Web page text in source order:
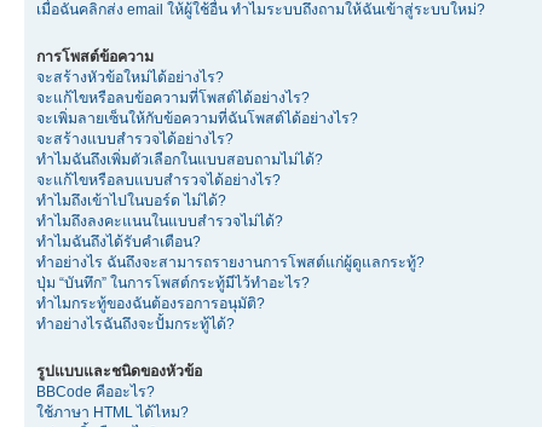
เมื่อฉันคลิกส่ง email ให้ผู้ใช้อื่น ทำไมระบบถึงถามให้ฉันเข้าสู่ระบบใหม่?
การโพสต์ข้อความ
จะสร้างหัวข้อใหม่ได้อย่างไร?
จะแก้ไขหรือลบข้อความที่โพสต์ได้อย่างไร?
จะเพิ่มลายเซ็นให้กับข้อความที่ฉันโพสต์ได้อย่างไร?
จะสร้างแบบสำรวจได้อย่างไร?
ทำไมฉันถึงเพิ่มตัวเลือกในแบบสอบถามไม่ได้?
จะแก้ไขหรือลบแบบสำรวจได้อย่างไร?
ทำไมถึงเข้าไปในบอร์ด ไม่ได้?
ทำไมถึงลงคะแนนในแบบสำรวจไม่ได้?
ทำไมฉันถึงได้รับคำเตือน?
ทำอย่างไร ฉันถึงจะสามารถรายงานการโพสต์แก่ผู้ดูแลกระทู้?
ปุ่ม “บันทึก” ในการโพสต์กระทู้มีไว้ทำอะไร?
ทำไมกระทู้ของฉันต้องรอการอนุมัติ?
ทำอย่างไรฉันถึงจะปั้มกระทู้ได้?
รูปแบบและชนิดของหัวข้อ
BBCode คืออะไร?
ใช้ภาษา HTML ได้ไหม?